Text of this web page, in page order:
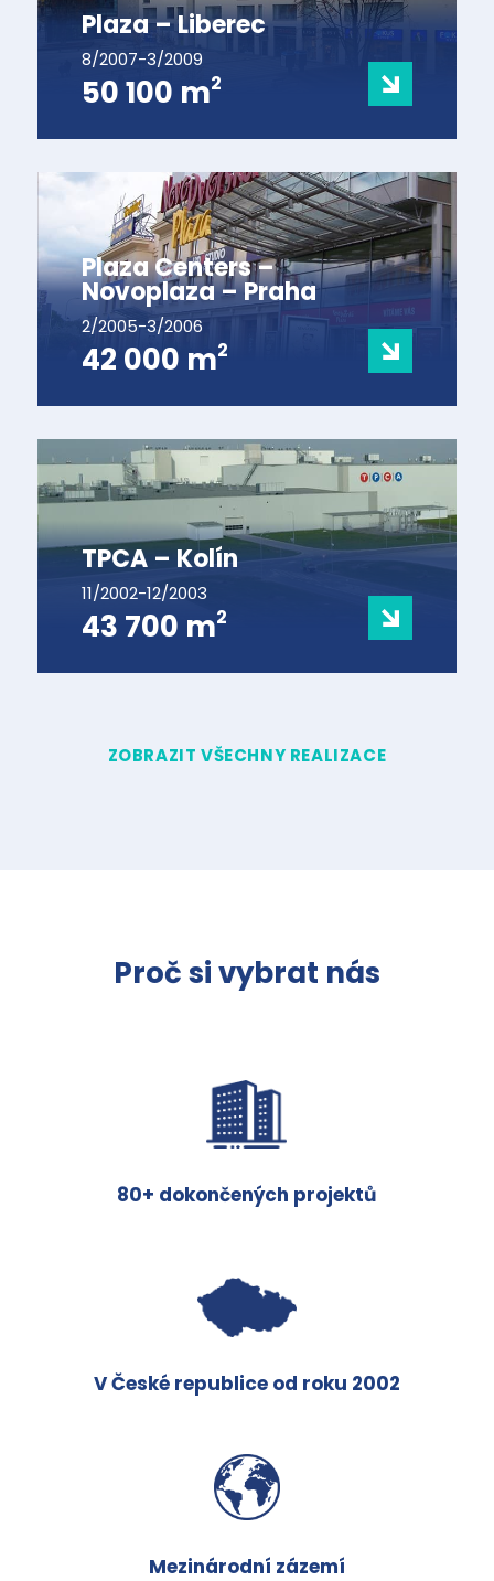
Plaza – Liberec
8/2007-3/2009
50 100 m2
Plaza Centers –
Novoplaza – Praha
2/2005-3/2006
42 000 m2
TPCA – Kolín
11/2002-12/2003
43 700 m2
ZOBRAZIT VŠECHNY REALIZACE
Proč si vybrat nás
80+ dokončených projektů
V České republice od roku 2002
Mezinárodní zázemí